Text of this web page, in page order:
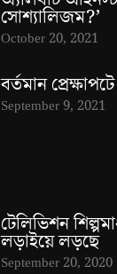
সোশ্যালিজম?’
October 20, 2021
বর্তমান
September 9, 2021
টেলিভিশন
লড়াইয়ে লড়ছে
September 20, 2020